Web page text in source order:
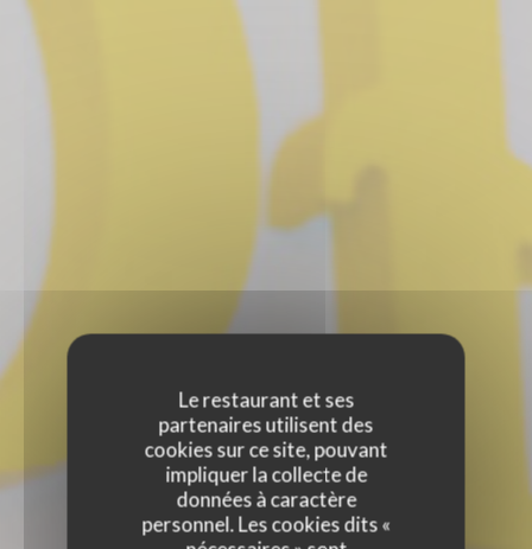
Le restaurant et ses
partenaires utilisent des
cookies sur ce site, pouvant
impliquer la collecte de
données à caractère
personnel. Les cookies dits «